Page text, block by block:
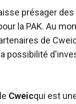
présager
la PAK. Au
de
possibilité
Cweicqui est